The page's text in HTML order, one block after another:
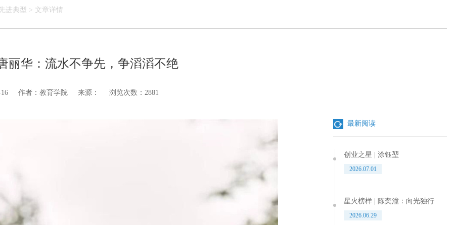
进典型 > 文章详情
丽华：流水不争先，争滔滔不绝
作者：教育学院 来源： 浏览次数：2881
最新阅读
创业之星 | 涂钰堃
2026.07.01
星火榜样 | 陈奕潼：向光独行
2026.06.29